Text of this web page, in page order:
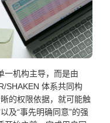
一机构主导，而是由
SHAKEN 体系共同构
的权限依据，就可能触
及“事先明确同意”的强